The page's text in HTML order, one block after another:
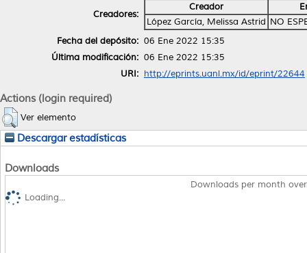
Creadores:
Creador
López García, Melissa Astrid NO
Fecha del depósito: 06 Ene 2022 15:35
Última modificación: 06 Ene 2022 15:35
URI: http://eprints.uanl.mx/id/eprint/22644
Actions (login required)
Ver elemento
Descargar estadísticas
Downloads
Downloads per month
Loading...